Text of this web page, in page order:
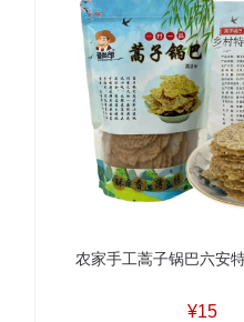
农家手工蒿子锅巴六安
¥15